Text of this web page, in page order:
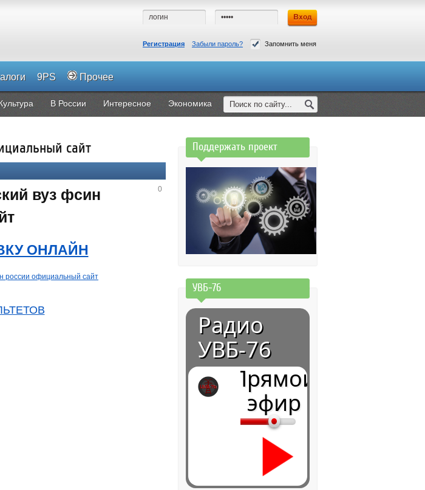
Регистрация Забыли пароль? Запомнить меня
9PS Прочее
В России Интересное Экономика
сайт
0
вуз фсин
ОНЛАЙН
Поддержать проект
УВБ-76
Радио
УВБ-76
Прямой
эфир